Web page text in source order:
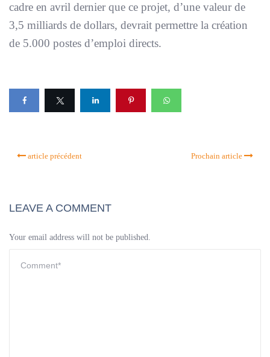
cadre en avril dernier que ce projet, d’une valeur de
3,5 milliards de dollars, devrait permettre la création
de 5.000 postes d’emploi directs.
article précédent Prochain article
LEAVE A COMMENT
Your email address will not be published.